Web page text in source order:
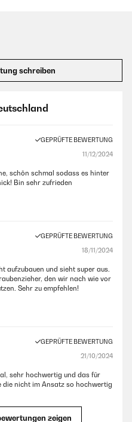
schreiben
GEPRÜFTE BEWERTUNG
11/12/2024
schön schmal sodass es hinter
Bin sehr zufrieden
GEPRÜFTE BEWERTUNG
18/11/2024
aufzubauen und sieht super aus.
den wir nach wie vor
Sehr zu empfehlen!
GEPRÜFTE BEWERTUNG
21/10/2024
sehr hochwertig und das für
die nicht im Ansatz so hochwertig
zeigen